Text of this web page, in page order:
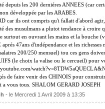
depuis les 200 derniéres ANNEES (car
développée par les ARABES.
car ils ont compris qu'i fallait d'abord
des musulmans a plutot tendance à croire
surtout en ouvrant les mains et la bouche
47ans d'indépendance et les
200/250 mensuel) tou ces gens
(le choix la valise ou le cercueil) pour
de faire venir des CHINOIS pour
a vous tous. SHALOM GERARD JOSEPH
- le Mercredi 1 Avril 2009 à 13:35